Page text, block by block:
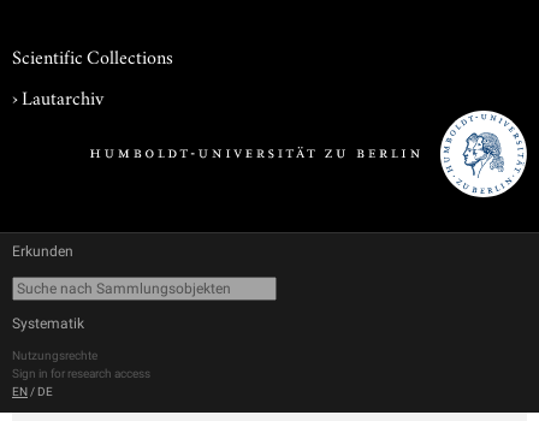
Scientific Collections
›Lautarchiv
Erkunden
Systematik
Nutzungsrechte
Sign in for research access
EN / DE